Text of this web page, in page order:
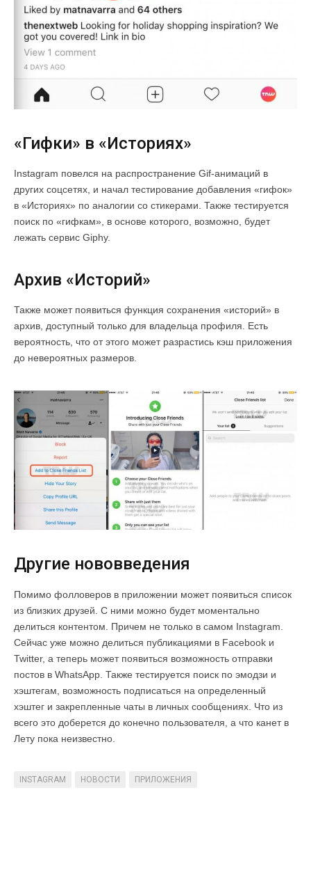
«Гифки» в «Историях»
Instagram повелся на распространение Gif-анимаций в
других соцсетях, и начал тестирование добавления «гифок»
в «Историях» по аналогии со стикерами. Также тестируется
поиск по «гифкам», в основе которого, возможно, будет
лежать сервис Giphy.
Архив «Историй»
Также может появиться функция сохранения «историй» в
архив, доступный только для владельца профиля. Есть
вероятность, что от этого может разрастись кэш приложения
до невероятных размеров.
Другие нововведения
Помимо фолловеров в приложении может появиться список
из близких друзей. С ними можно будет моментально
делиться контентом. Причем не только в самом Instagram.
Сейчас уже можно делиться публикациями в Facebook и
Twitter, а теперь может появиться возможность отправки
постов в WhatsApp. Также тестируется поиск по эмодзи и
хэштегам, возможность подписаться на определенный
хэштег и закрепленные чаты в личных сообщениях. Что из
всего это доберется до конечно пользователя, а что канет в
Лету пока неизвестно.
INSTAGRAM НОВОСТИ ПРИЛОЖЕНИЯ